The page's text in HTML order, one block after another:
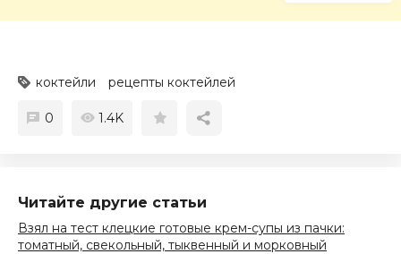
коктейли рецепты коктейлей
0 1.4K
Читайте другие статьи
Взял на тест клецкие готовые крем-супы из пачки:
томатный, свекольный, тыквенный и морковный